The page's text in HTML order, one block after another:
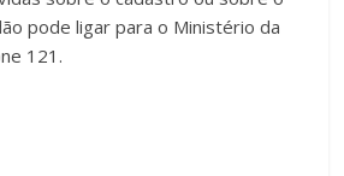
pode ligar para o Ministério da
121.